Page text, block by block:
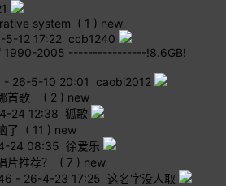
system ( 1 ) new
5-12 17:22 ccb1240
1990-2005 ----------------!8.6GB!
- 26-5-10 20:01 caobi2012
首歌 ( 2 ) new
24 12:38 狐歌
了 ( 11 ) new
24 08:35 徐爱乐
片推荐？ ( 7 ) new
- 26-4-23 17:25 这名字没人取